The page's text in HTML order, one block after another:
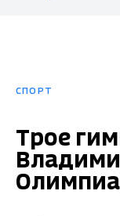
СПОРТ
Трое